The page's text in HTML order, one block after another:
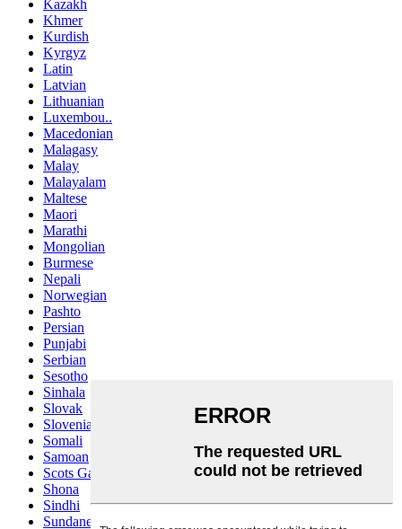
Kazakh
Khmer
Kurdish
Kyrgyz
Latin
Latvian
Lithuanian
Luxembou..
Macedonian
Malagasy
Malay
Malayalam
Maltese
Maori
Marathi
Mongolian
Burmese
Nepali
Norwegian
Pashto
Persian
Punjabi
Serbian
Sesotho
Sinhala
Slovak
Slovenian
Somali
Samoan
Scots Gaelic
Shona
Sindhi
Sundanese